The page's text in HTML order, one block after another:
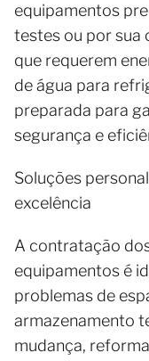
equipamentos
testes ou por sua
que requerem
de água para
preparada para
segurança e
Soluções
excelência
A contratação
equipamentos é
problemas de
armazenamento
mudança,